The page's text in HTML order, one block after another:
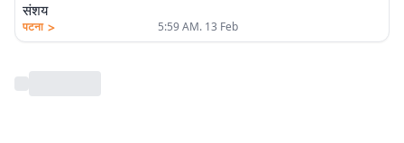
संशय
पटना > 5:59 AM. 13 Feb